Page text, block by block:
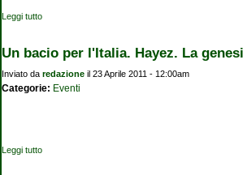
Leggi tutto
Un bacio per l'Italia. Hayez. La
Inviato da redazione il 23 Aprile 2011 - 12:00am
Categorie: Eventi
Leggi tutto